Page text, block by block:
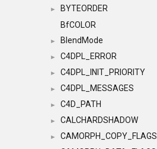
►
BYTEORDER
BfCOLOR
► BlendMode
► C4DPL_ERROR
► C4DPL_INIT_PRIORITY
► C4DPL_MESSAGES
► C4D_PATH
► CALCHARDSHADOW
►
CAMORPH_COPY_FLAGS